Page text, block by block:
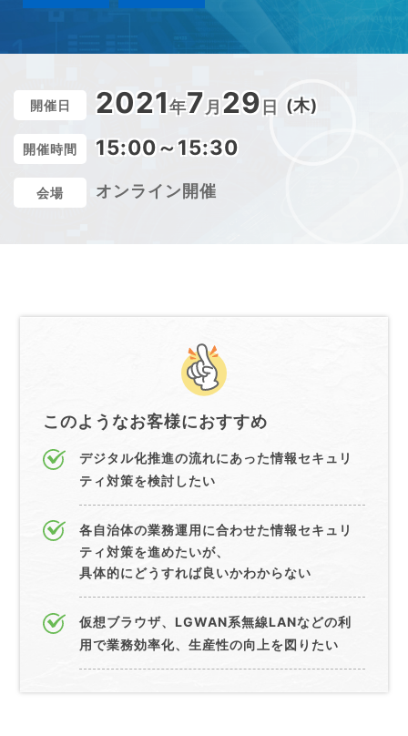
開催日 2021年7 月 29 日 (木)
開催時間 15:00～15:30
会場 オンライン開催
このようなお客様におすすめ
デジタル化推進の流れにあった情報セキュリ
ティ対策を検討したい
各自治体の業務運用に合わせた情報セキュリ
ティ対策を進めたいが、
具体的にどうすれば良いかわからない
仮想ブラウザ、LGWAN系無線LANなどの利
用で業務効率化、生産性の向上を図りたい